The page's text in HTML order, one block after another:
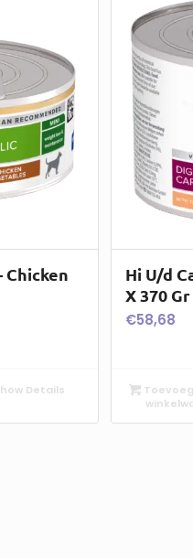
Chicken
Details
Hi U/d
X 370 Gr
€58,68